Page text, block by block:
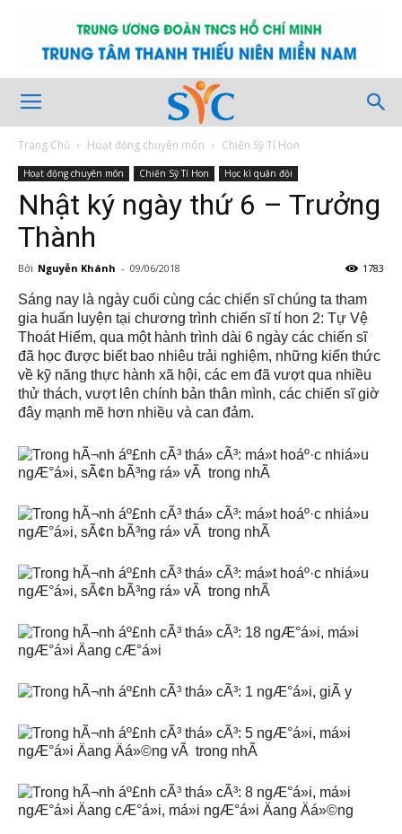
Trang Chủ Hoạt động chuyên môn Chiến Sỹ Tí Hon
Hoạt động chuyên môn Chiến Sỹ Tí Hon Học kì quân đội
Nhật ký ngày thứ 6 – Trưởng
Thành
Bởi Nguyễn Khánh - 09/06/2018 1783
Sáng nay là ngày cuối cùng các chiến sĩ chúng ta tham
gia huấn luyện tại chương trình chiến sĩ tí hon 2: Tự Vệ
Thoát Hiểm, qua một hành trình dài 6 ngày các chiến sĩ
đã học được biết bao nhiêu trải nghiệm, những kiến thức
về kỹ năng thực hành xã hội, các em đã vượt qua nhiều
thử thách, vượt lên chính bản thân mình, các chiến sĩ giờ
đây mạnh mẽ hơn nhiều và can đảm.